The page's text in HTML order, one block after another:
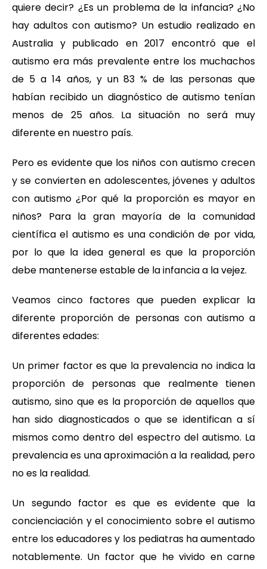
quiere decir? ¿Es un problema de la infancia? ¿No
hay adultos con autismo? Un estudio realizado en
Australia y publicado en 2017 encontró que el
autismo era más prevalente entre los muchachos
de 5 a 14 años, y un 83 % de las personas que
habían recibido un diagnóstico de autismo tenían
menos de 25 años. La situación no será muy
diferente en nuestro país.
Pero es evidente que los niños con autismo crecen
y se convierten en adolescentes, jóvenes y adultos
con autismo ¿Por qué la proporción es mayor en
niños? Para la gran mayoría de la comunidad
científica el autismo es una condición de por vida,
por lo que la idea general es que la proporción
debe mantenerse estable de la infancia a la vejez.
Veamos cinco factores que pueden explicar la
diferente proporción de personas con autismo a
diferentes edades:
Un primer factor es que la prevalencia no indica la
proporción de personas que realmente tienen
autismo, sino que es la proporción de aquellos que
han sido diagnosticados o que se identifican a sí
mismos como dentro del espectro del autismo. La
prevalencia es una aproximación a la realidad, pero
no es la realidad.
Un segundo factor es que es evidente que la
concienciación y el conocimiento sobre el autismo
entre los educadores y los pediatras ha aumentado
notablemente. Un factor que he vivido en carne